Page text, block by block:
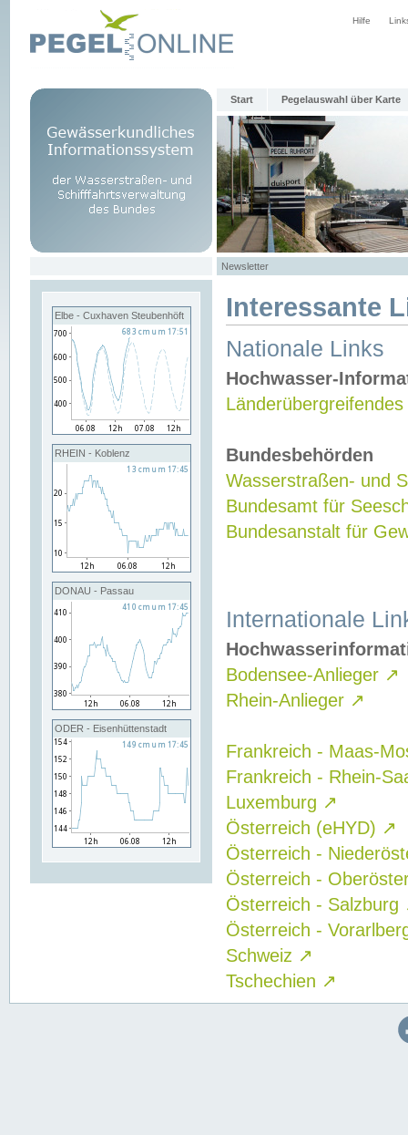
Hilfe
Start Pegelauswahl über Karte
Newsletter
Elbe - Cuxhaven Steubenhöft
RHEIN - Koblenz
DONAU - Passau
ODER - Eisenhüttenstadt
Interessante
Nationale Links
Hochwasser-
Bundesbehörden
Wasserstraßen- und
Bundesamt für
Bundesanstalt für
Internationale
Bodensee-Anlieger ↗
Rhein-Anlieger ↗
Frankreich - Maas-
Frankreich - Rhein-
Luxemburg ↗
Österreich (eHYD) ↗
Österreich -
Österreich -
Österreich - Salzburg
Österreich -
Schweiz ↗
Tschechien ↗